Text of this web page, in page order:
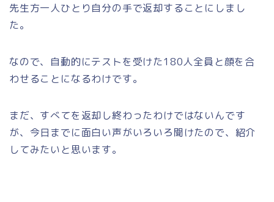
先生方一人ひとり自分の手で返却することにしまし
た。
なので、自動的にテストを受けた180人全員と顔を合
わせることになるわけです。
まだ、すべてを返却し終わったわけではないんです
が、今日までに面白い声がいろいろ聞けたので、紹介
してみたいと思います。